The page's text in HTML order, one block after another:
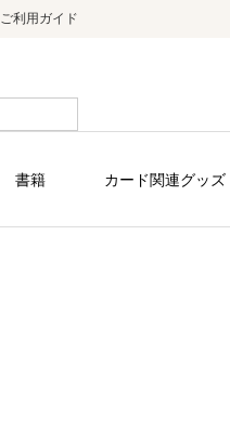
ご利用ガイド
書籍 カード関連グッズ